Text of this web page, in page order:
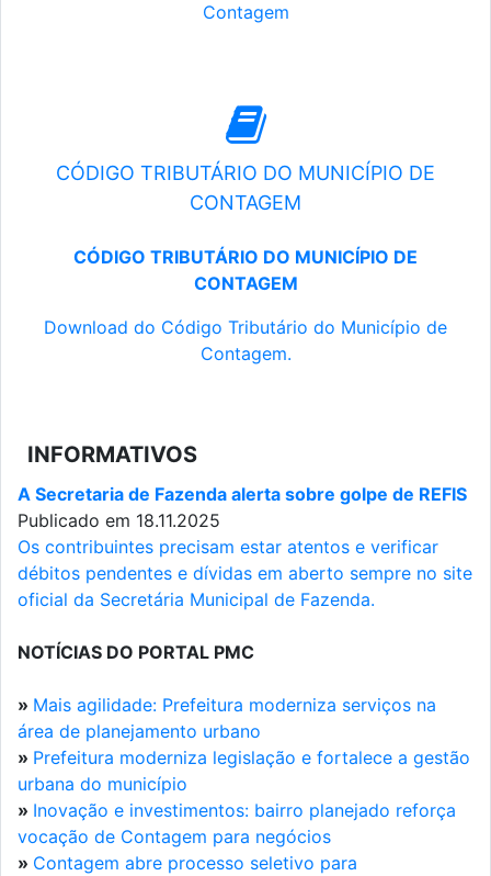
Contagem
CÓDIGO TRIBUTÁRIO DO MUNICÍPIO DE
CONTAGEM
CÓDIGO TRIBUTÁRIO DO MUNICÍPIO DE
CONTAGEM
Download do Código Tributário do Município de
Contagem.
INFORMATIVOS
A Secretaria de Fazenda alerta sobre golpe de REFIS
Publicado em 18.11.2025
Os contribuintes precisam estar atentos e verificar
débitos pendentes e dívidas em aberto sempre no site
oficial da Secretária Municipal de Fazenda.
NOTÍCIAS DO PORTAL PMC
» Mais agilidade: Prefeitura moderniza serviços na
área de planejamento urbano
» Prefeitura moderniza legislação e fortalece a gestão
urbana do município
» Inovação e investimentos: bairro planejado reforça
vocação de Contagem para negócios
» Contagem abre processo seletivo para